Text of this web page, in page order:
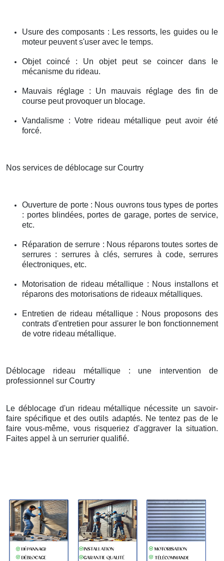
Usure des composants : Les ressorts, les guides ou le
moteur peuvent s'user avec le temps.
Objet coincé : Un objet peut se coincer dans le
mécanisme du rideau.
Mauvais réglage : Un mauvais réglage des fin de
course peut provoquer un blocage.
Vandalisme : Votre rideau métallique peut avoir été
forcé.
Nos services de déblocage sur Courtry
Ouverture de porte : Nous ouvrons tous types de portes
: portes blindées, portes de garage, portes de service,
etc.
Réparation de serrure : Nous réparons toutes sortes de
serrures : serrures à clés, serrures à code, serrures
électroniques, etc.
Motorisation de rideau métallique : Nous installons et
réparons des motorisations de rideaux métalliques.
Entretien de rideau métallique : Nous proposons des
contrats d'entretien pour assurer le bon fonctionnement
de votre rideau métallique.
Déblocage rideau métallique : une intervention de
professionnel sur Courtry
Le déblocage d'un rideau métallique nécessite un savoir-
faire spécifique et des outils adaptés. Ne tentez pas de le
faire vous-même, vous risqueriez d'aggraver la situation.
Faites appel à un serrurier qualifié.